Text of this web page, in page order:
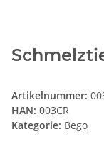
Artikelnummer:
HAN: 003CR
Kategorie: Bego